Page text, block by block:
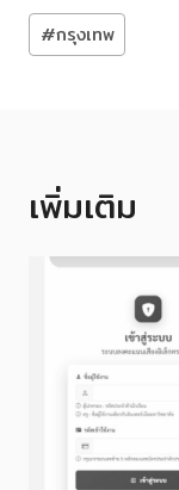
Post
Tags:
#กรุงเทพ
เพิ่มเติม